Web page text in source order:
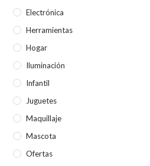
Electrónica
Herramientas
Hogar
Iluminación
Infantil
Juguetes
Maquillaje
Mascota
Ofertas